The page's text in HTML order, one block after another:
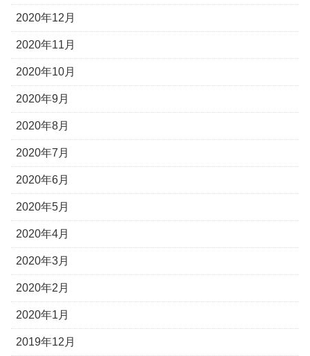
2020年12月
2020年11月
2020年10月
2020年9月
2020年8月
2020年7月
2020年6月
2020年5月
2020年4月
2020年3月
2020年2月
2020年1月
2019年12月